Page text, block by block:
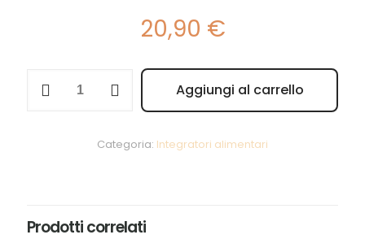
20,90 €
Life
Aggiungi al carrello
Alternative:
Categoria: Integratori alimentari
Prodotti correlati